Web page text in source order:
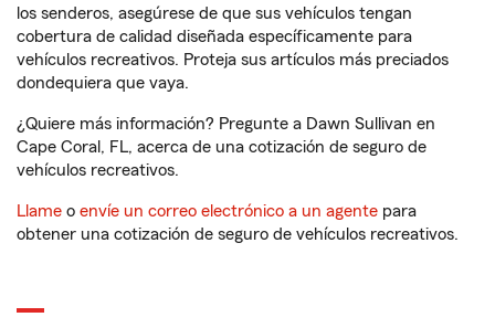
los senderos, asegúrese de que sus vehículos tengan
cobertura de calidad diseñada específicamente para
vehículos recreativos. Proteja sus artículos más preciados
dondequiera que vaya.
¿Quiere más información? Pregunte a Dawn Sullivan en
Cape Coral, FL, acerca de una cotización de seguro de
vehículos recreativos.
Llame o envíe un correo electrónico a un agente para
obtener una cotización de seguro de vehículos recreativos.